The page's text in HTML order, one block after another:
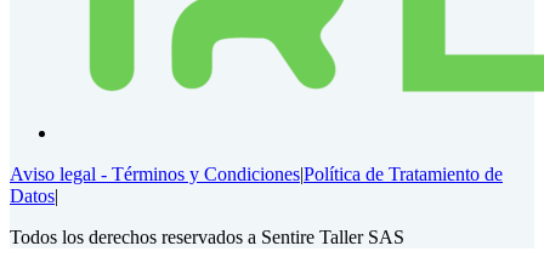
Aviso legal - Términos y Condiciones|Política de Tratamiento de
Datos|
Todos los derechos reservados a Sentire Taller SAS